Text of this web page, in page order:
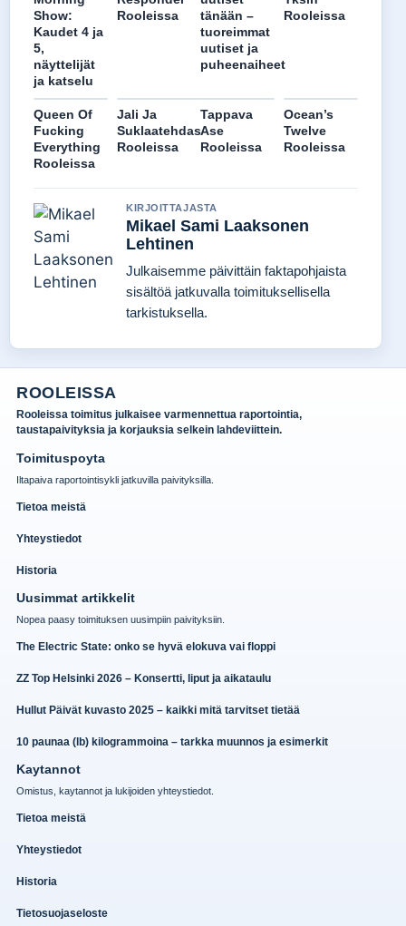
Show:
Kaudet 4 ja
5,
näyttelijät
ja katselu
Rooleissa
tänään –
tuoreimmat
uutiset ja
puheenaiheet
Rooleissa
Queen Of
Fucking
Everything
Rooleissa
Jali Ja
Suklaatehdas
Rooleissa
Tappava
Ase
Rooleissa
Ocean’s
Twelve
Rooleissa
KIRJOITTAJASTA
Mikael Sami Laaksonen
Lehtinen
Julkaisemme päivittäin faktapohjaista
sisältöä jatkuvalla toimituksellisella
tarkistuksella.
ROOLEISSA
Rooleissa toimitus julkaisee varmennettua raportointia,
taustapaivityksia ja korjauksia selkein lahdeviittein.
Toimituspoyta
Iltapaiva raportointisykli jatkuvilla paivityksilla.
Tietoa meistä
Yhteystiedot
Historia
Uusimmat artikkelit
Nopea paasy toimituksen uusimpiin paivityksiin.
The Electric State: onko se hyvä elokuva vai floppi
ZZ Top Helsinki 2026 – Konsertti, liput ja aikataulu
Hullut Päivät kuvasto 2025 – kaikki mitä tarvitset tietää
10 paunaa (lb) kilogrammoina – tarkka muunnos ja esimerkit
Kaytannot
Omistus, kaytannot ja lukijoiden yhteystiedot.
Tietoa meistä
Yhteystiedot
Historia
Tietosuojaseloste